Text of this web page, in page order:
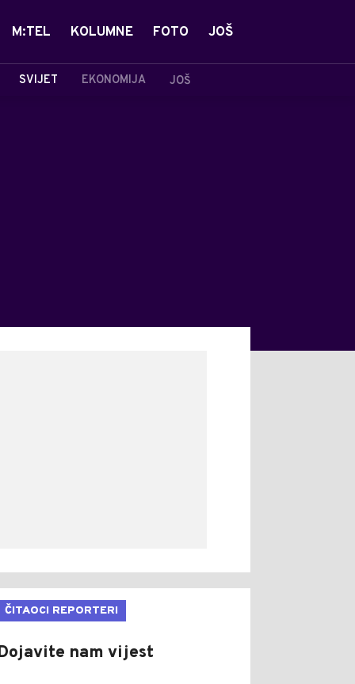
SVIJET EKONOMIJA JOŠ
M:TEL KOLUMNE FOTO JOŠ
ČITAOCI REPORTERI
nam vijest